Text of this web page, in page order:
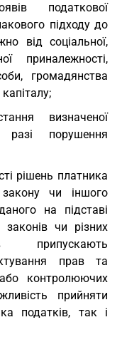
податкової
підходу до
від соціальної,
приналежності,
громадянства
визначеної
разі порушення
рішень платника
чи іншого
на підставі
чи різних
припускають
прав та
контролюючих
прийняти
податків, так і